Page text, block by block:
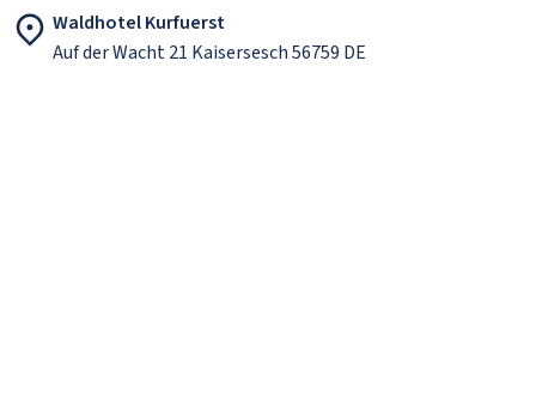
Waldhotel Kurfuerst
Auf der Wacht 21 Kaisersesch 56759 DE